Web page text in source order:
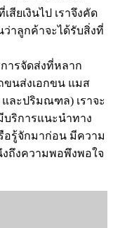
สียเงินไป เราจึงคัด
าลูกค้าจะได้รับสิ่งที่
ารจัดส่งที่หลาก
ขนส่งเอกขน แมส
และปริมณฑล) เราจะ
ริการแนะนำทาง
อรู้จักมาก่อน มีความ
งถึงความพอพึงพอใจ